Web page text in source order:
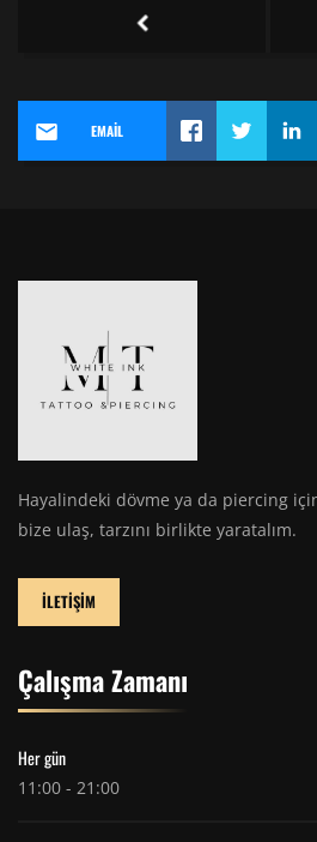
EMAIL
Hayalindeki dövme ya da piercing
bize ulaş, tarzını birlikte yaratalım.
İLETİŞİM
Çalışma Zamanı
Her gün
11:00 - 21:00